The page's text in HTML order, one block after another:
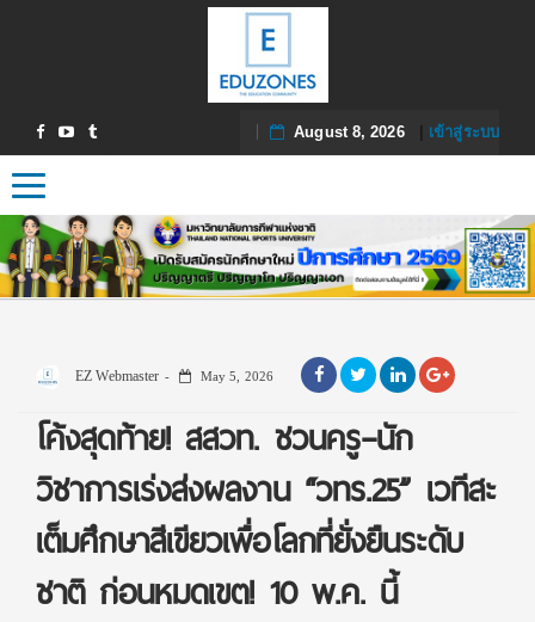
August 8, 2026| เข้าสู่ระบบ
Toggle navigation
EZ Webmaster May 5, 2026
โค้งสุดท้าย! สสวท. ชวนครู–นัก
วิชาการเร่งส่งผลงาน “วทร.25” เวทีสะ
เต็มศึกษาสีเขียวเพื่อโลกที่ยั่งยืนระดับ
ชาติ ก่อนหมดเขต! 10 พ.ค. นี้